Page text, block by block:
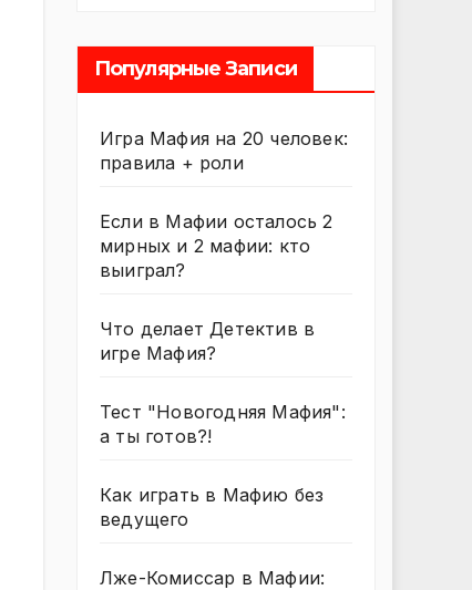
Популярные Записи
Игра Мафия на 20 человек:
правила + роли
Если в Мафии осталось 2
мирных и 2 мафии: кто
выиграл?
Что делает Детектив в
игре Мафия?
Тест "Новогодняя Мафия":
а ты готов?!
Как играть в Мафию без
ведущего
Лже-Комиссар в Мафии: